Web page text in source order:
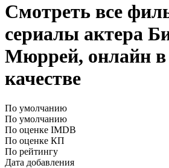
Смотреть все
сериалы актера
Мюррей, онлайн
качестве
По умолчанию
По умолчанию
По оценке IMDB
По оценке КП
По рейтингу
Дата добавления